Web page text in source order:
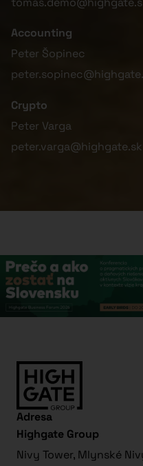
Accounting
Peter Šopinec
Crypto
Peter Varga
peter.varga@highgate.sk
Adresa
Highgate Group
Nivy Tower, Mlynské